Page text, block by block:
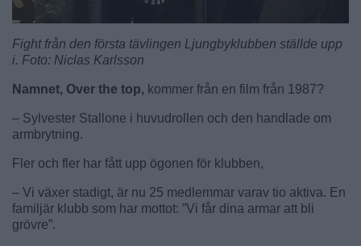
Fight från den första tävlingen Ljungbyklubben ställde upp
i. Foto: Niclas Karlsson
Namnet, Over the top, kommer från en film från 1987?
– Sylvester Stallone i huvudrollen och den handlade om
armbrytning.
Fler och fler har fått upp ögonen för klubben,
– Vi växer stadigt, är nu 25 medlemmar varav tio aktiva. En
familjär klubb som har mottot: ”Vi får dina armar att bli
grövre”.